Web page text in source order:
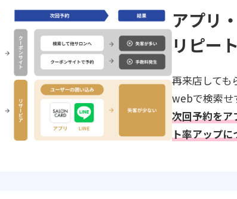
アプリ
リピー
再来店しても
webで検索せ
次回予約をア
ト率アップに